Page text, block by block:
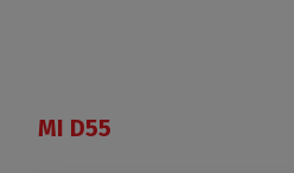
MI D55